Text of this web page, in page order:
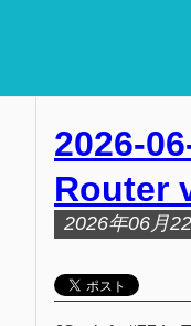
2026-
Router
2026年06月